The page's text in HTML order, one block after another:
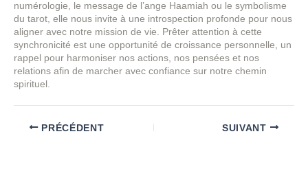
numérologie, le message de l’ange Haamiah ou le symbolisme
du tarot, elle nous invite à une introspection profonde pour nous
aligner avec notre mission de vie. Prêter attention à cette
synchronicité est une opportunité de croissance personnelle, un
rappel pour harmoniser nos actions, nos pensées et nos
relations afin de marcher avec confiance sur notre chemin
spirituel.
PRÉCÉDENT SUIVANT